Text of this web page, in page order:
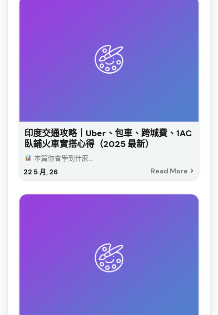
印度交通攻略｜Uber、包車、跨城費、1AC
臥鋪火車實搭心得（2025 最新）
22 5 月, 26
本篇你會學到什麼...
Read More